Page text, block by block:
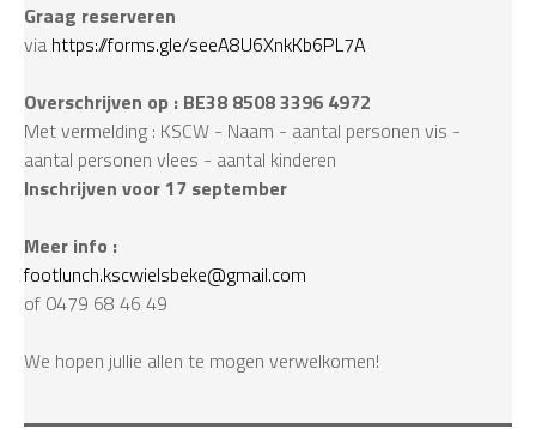
Graag reserveren
via https://forms.gle/seeA8U6XnkKb6PL7A
Overschrijven op : BE38 8508 3396 4972
Met vermelding : KSCW - Naam - aantal personen vis -
aantal personen vlees - aantal kinderen
Inschrijven voor 17 september
Meer info :
footlunch.kscwielsbeke@gmail.com
of 0479 68 46 49
We hopen jullie allen te mogen verwelkomen!